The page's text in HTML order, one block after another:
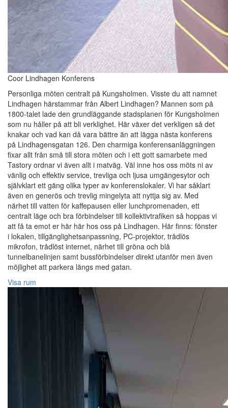
Coor Lindhagen Konferens
Personliga möten centralt på Kungsholmen. Visste du att namnet
Lindhagen härstammar från Albert Lindhagen? Mannen som på
1800-talet lade den grundläggande stadsplanen för Kungsholmen
som nu håller på att bli verklighet. Här växer det verkligen så det
knakar och vad kan då vara bättre än att lägga nästa konferens
på Lindhagensgatan 126. Den charmiga konferensanläggningen
fixar allt från små till stora möten och i ett gott samarbete med
Tastory ordnar vi även allt i matväg. Väl inne hos oss möts ni av
vänlig och effektiv service, trevliga och ljusa umgängesytor och
självklart ett gäng olika typer av konferenslokaler. Vi har såklart
även en generös och trevlig mingelyta att nyttja sig av. Med
närhet till vatten för kaffepausen eller lunchpromenaden, ett
centralt läge och bra förbindelser till kollektivtrafiken så hoppas vi
att få ta emot er här här hos oss på Lindhagen. Här finns: fönster
i lokalen, tillgänglighetsanpassning, PC-projektor, trådlös
mikrofon, trådlöst internet, närhet till gröna och blå
tunnelbanelinjen samt bussförbindelser direkt utanför men även
möjlighet att parkera längs med gatan.
Visa rum